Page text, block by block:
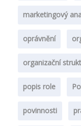
marketingový
oprávnění
organizační
popis role
povinnosti